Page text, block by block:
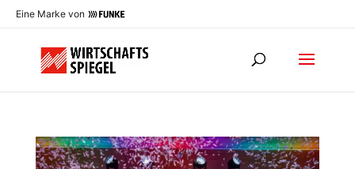
Eine Marke von